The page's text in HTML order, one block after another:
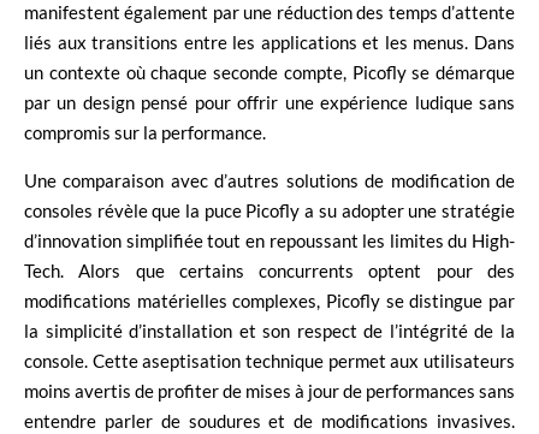
manifestent également par une réduction des temps d’attente
liés aux transitions entre les applications et les menus. Dans
un contexte où chaque seconde compte, Picofly se démarque
par un design pensé pour offrir une expérience ludique sans
compromis sur la performance.
Une comparaison avec d’autres solutions de modification de
consoles révèle que la puce Picofly a su adopter une stratégie
d’innovation simplifiée tout en repoussant les limites du High-
Tech. Alors que certains concurrents optent pour des
modifications matérielles complexes, Picofly se distingue par
la simplicité d’installation et son respect de l’intégrité de la
console. Cette aseptisation technique permet aux utilisateurs
moins avertis de profiter de mises à jour de performances sans
entendre parler de soudures et de modifications invasives.